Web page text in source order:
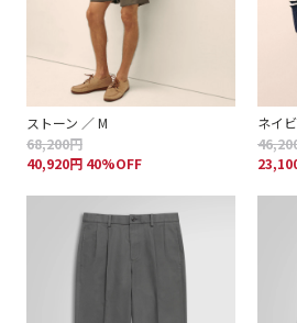
ストーン ／ M
68,200円
40,920円 40%OFF
ネイ